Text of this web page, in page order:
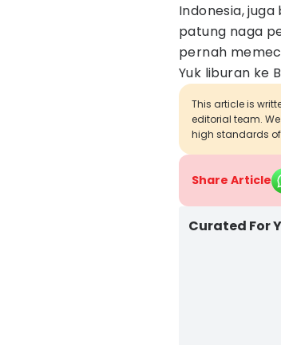
Indonesia,
patung naga
pernah
Yuk liburan ke
This article is
editorial team.
high standards
Share Article
Curated For